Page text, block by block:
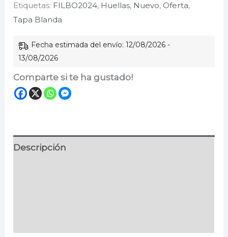
cantidad
Etiquetas: FILBO2024, Huellas, Nuevo, Oferta,
Tapa Blanda
Fecha estimada del envío: 12/08/2026 -
13/08/2026
Comparte si te ha gustado!
Descripción